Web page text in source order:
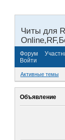
Читы для
Форум
Войти
Активные темы
Объявление